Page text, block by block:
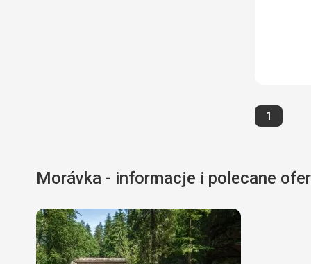
Strona
1
Morávka - informacje i polecane